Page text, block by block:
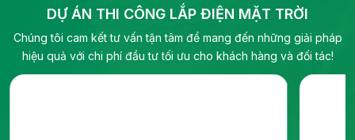
DỰ ÁN THI CÔNG LẮP ĐIỆN MẶT TRỜI
Chúng tôi cam kết tư vấn tận tâm để mang đến những giải pháp
hiệu quả với chi phí đầu tư tối ưu cho khách hàng và đối tác!